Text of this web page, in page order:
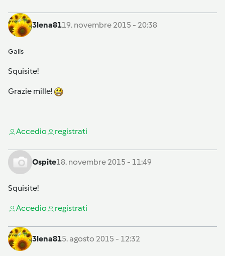
3lena8119. novembre 2015 - 20:38
Galis
Squisite!
Grazie mille!
Accedio registrati
Ospite18. novembre 2015 - 11:49
Squisite!
Accedio registrati
3lena815. agosto 2015 - 12:32